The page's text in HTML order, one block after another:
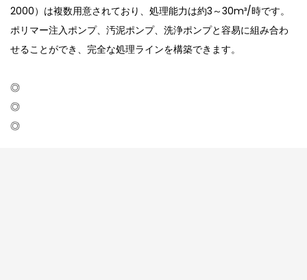
2000）は複数用意されており、処理能力は約3～30m³/時です。
ポリマー注入ポンプ、汚泥ポンプ、洗浄ポンプと容易に組み合わ
せることができ、完全な処理ラインを構築できます。
◎
◎
◎